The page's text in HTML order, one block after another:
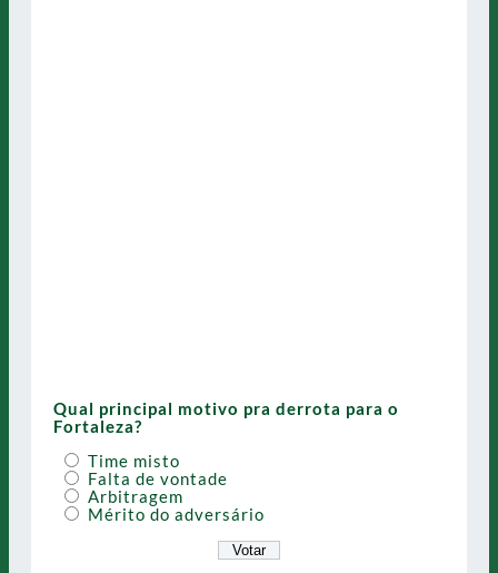
Qual principal motivo pra derrota para o
Fortaleza?
Time misto
Falta de vontade
Arbitragem
Mérito do adversário